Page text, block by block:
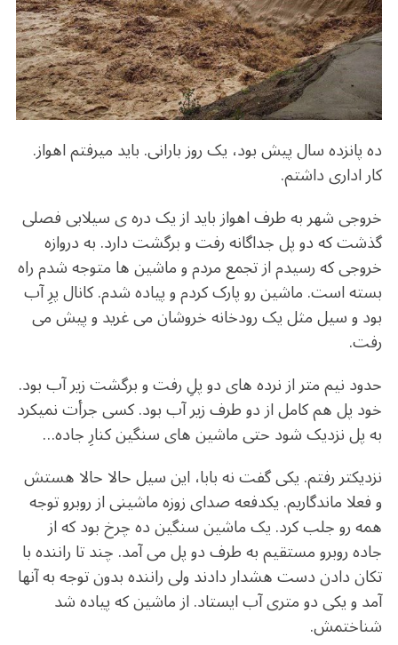
o
k p
ده پانزده سال پیش بود، یک روز بارانی. باید میرفتم اهواز.
کار اداری داشتم.
خروجی شهر به طرف اهواز باید از یک دره ی سیلابی فصلی
گذشت که دو پل جداگانه رفت و برگشت دارد. به دروازه
خروجی که رسیدم از تجمع مردم و ماشین ها متوجه شدم راه
بسته است. ماشین رو پارک کردم و پیاده شدم. کانال پرِ آب
بود و سیل مثل یک رودخانه خروشان می غرید و پیش می
رفت.
حدود نیم متر از نرده های دو پلِ رفت و برگشت زیر آب بود.
خود پل هم کامل از دو طرف زیر آب بود. کسی جرأت نمیکرد
به پل نزدیک شود حتی ماشین های سنگین کنارِ جاده…
نزدیکتر رفتم. یکی گفت نه بابا، این سیل حالا حالا هستش
و فعلا ماندگاریم. یکدفعه صدای زوزه ماشینی از روبرو توجه
همه رو جلب کرد. یک ماشین سنگین ده چرخ بود که از
جاده روبرو مستقیم به طرف دو پل می آمد. چند تا راننده با
تکان دادن دست هشدار دادند ولی راننده بدون توجه به آنها
آمد و یکی دو متری آب ایستاد. از ماشین که پیاده شد
شناختمش.